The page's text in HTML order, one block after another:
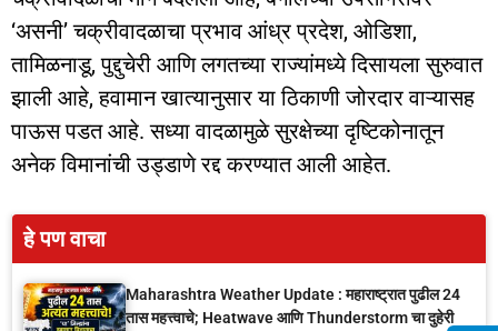
‘असनी’ चक्रीवादळाचा प्रभाव आंध्र प्रदेश, ओडिशा,
तामिळनाडू, पुद्दुचेरी आणि लगतच्या राज्यांमध्ये दिसायला सुरुवात
झाली आहे, हवामान खात्यानुसार या ठिकाणी जोरदार वाऱ्यासह
पाऊस पडत आहे. सध्या वादळामुळे सुरक्षेच्या दृष्टिकोनातून
अनेक विमानांची उड्डाणे रद्द करण्यात आली आहेत.
हे पण वाचा
Maharashtra Weather Update : महाराष्ट्रात पुढील 24
तास महत्त्वाचे; Heatwave आणि Thunderstorm चा दुहेरी